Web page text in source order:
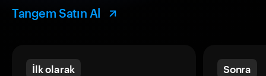
Tangem Satın Al
İlk olarak Sonra